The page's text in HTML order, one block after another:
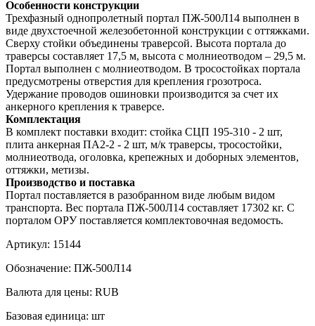
Особенности конструкции
Трехфазный однопролетный портал ПЖ-500Л14 выполнен в
виде двухстоечной железобетонной конструкции с оттяжками.
Сверху стойки объединены траверсой. Высота портала до
траверсы составляет 17,5 м, высота с молниеотводом – 29,5 м.
Портал выполнен с молниеотводом. В тросостойках портала
предусмотрены отверстия для крепления грозотроса.
Удержание проводов ошиновки производится за счет их
анкерного крепления к траверсе.
Комплектация
В комплект поставки входит: стойка СЦП 195-310 - 2 шт,
плита анкерная ПА2-2 - 2 шт, м/к траверсы, тросостойки,
молниеотвода, оголовка, крепежных и доборных элементов,
оттяжки, метизы.
Производство и поставка
Портал поставляется в разобранном виде любым видом
транспорта. Вес портала ПЖ-500Л14 составляет 17302 кг. С
порталом ОРУ поставляется комплектовочная ведомость.
Артикул: 15144
Обозначение: ПЖ-500Л14
Валюта для цены: RUB
Базовая единица: шт